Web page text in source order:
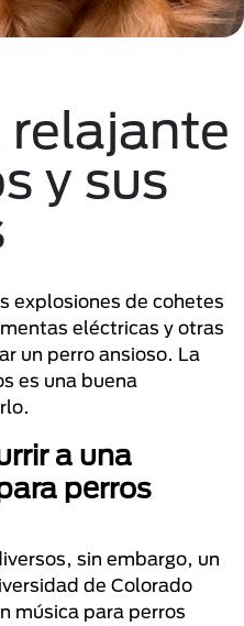
relajante
y sus
explosiones de cohetes
eléctricas y otras
un perro ansioso. La
es una buena
a una
perros
sin embargo, un
de Colorado
música para perros